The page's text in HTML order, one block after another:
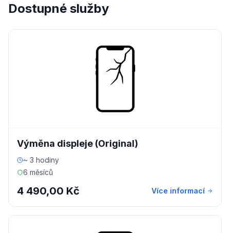
Dostupné služby
Výměna displeje (Original)
~ 3 hodiny
6 měsíců
4 490,00 Kč Více informací